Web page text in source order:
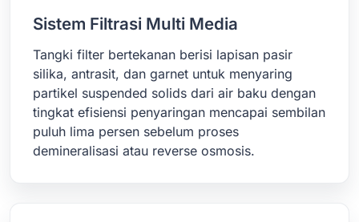
Sistem Filtrasi Multi Media
Tangki filter bertekanan berisi lapisan pasir
silika, antrasit, dan garnet untuk menyaring
partikel suspended solids dari air baku dengan
tingkat efisiensi penyaringan mencapai sembilan
puluh lima persen sebelum proses
demineralisasi atau reverse osmosis.